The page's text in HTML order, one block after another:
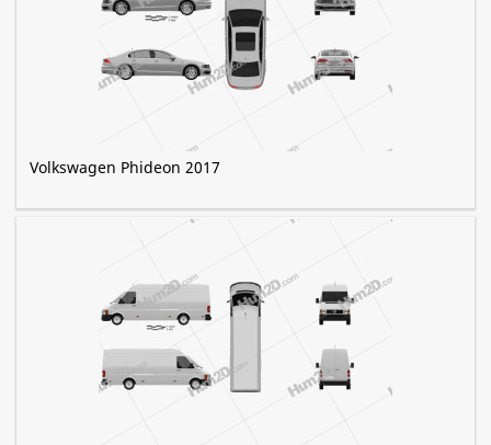
Volkswagen Phideon 2017